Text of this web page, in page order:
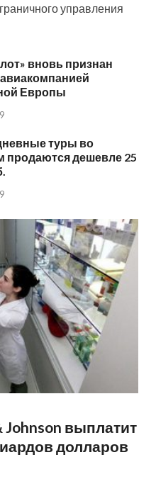
управления
вновь признан
Европы
туры во
продаются дешевле 25
Johnson выплатит
долларов